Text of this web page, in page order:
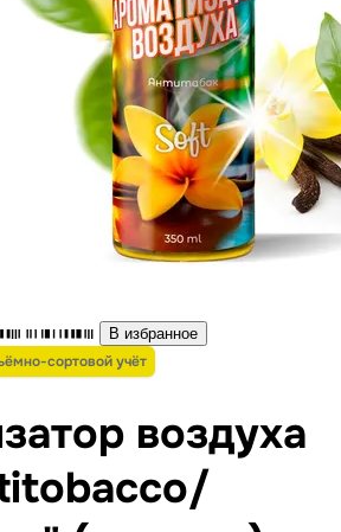
В избранное
сортовой учёт
воздуха